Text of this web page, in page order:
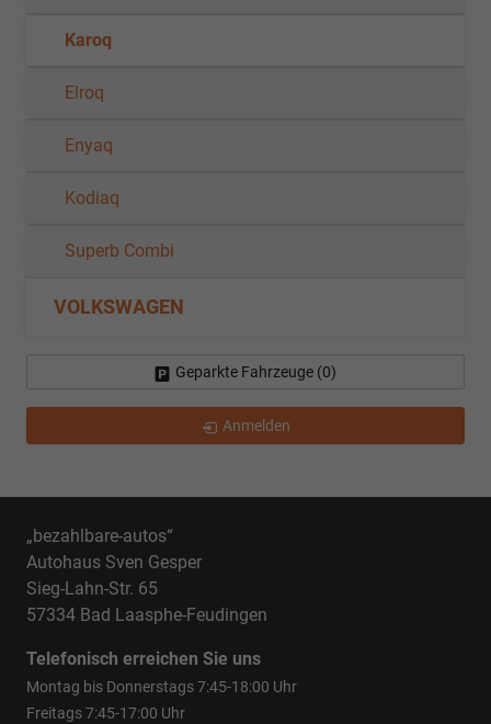
Karoq
Elroq
Enyaq
Kodiaq
Superb Combi
VOLKSWAGEN
Geparkte Fahrzeuge (0)
Anmelden
„bezahlbare-autos“
Autohaus Sven Gesper
Sieg-Lahn-Str. 65
57334 Bad Laasphe-Feudingen
Telefonisch erreichen Sie uns
Montag bis Donnerstags 7:45-18:00 Uhr
Freitags 7:45-17:00 Uhr